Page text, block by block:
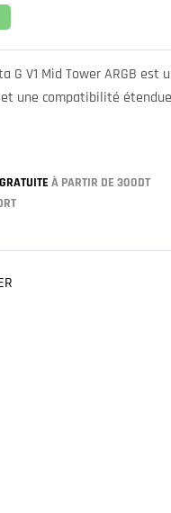
G V1 Mid Tower ARGB
et une compatibilité
À PARTIR DE 300DT